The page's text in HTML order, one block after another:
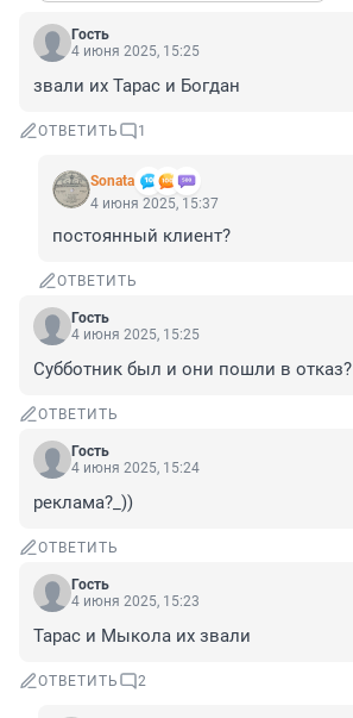
Гость
4 июня 2025, 15:25
звали их Тарас и Богдан
ОТВЕТИТЬ 1
Sonata
4 июня 2025, 15:37
постоянный клиент?
ОТВЕТИТЬ
Гость
4 июня 2025, 15:25
Субботник был и они пошли в отказ?
ОТВЕТИТЬ
Гость
4 июня 2025, 15:24
реклама?_))
ОТВЕТИТЬ
Гость
4 июня 2025, 15:23
Тарас и Мыкола их звали
ОТВЕТИТЬ 2